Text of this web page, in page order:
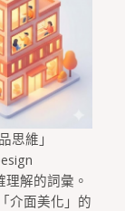
思維」
解的詞彙。
介面美化」的